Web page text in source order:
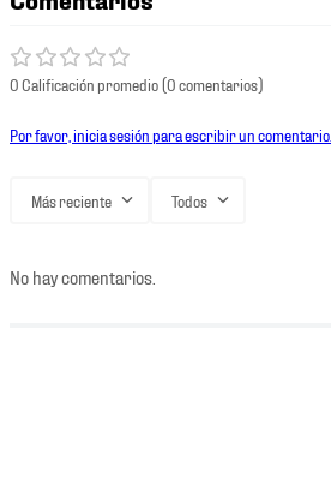
0 Calificación promedio(0 comentarios)
Por favor, inicia sesión para escribir un comentario.
Más reciente Todos
No hay comentarios.